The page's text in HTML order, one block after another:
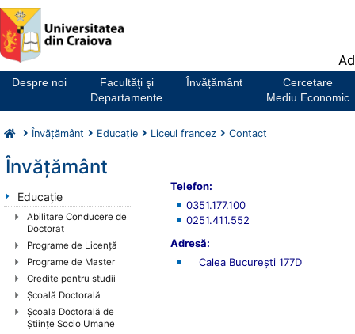
Notă:
Acest
website
un
sistem
accesibilitate.
Despre noi
Facultăţi şi
Departamente
Învățământ
Cercetare
Mediu Economic
Învăţământ Educaţie Liceul francez Contact
Învăţământ
Educaţie
Abilitare Conducere de
Doctorat
Programe de Licenţă
Programe de Master
Credite pentru studii
Şcoală Doctorală
Școala Doctorală de
Științe Socio Umane
Telefon:
0351.177.100
0251.411.552
Adresă:
Calea București 177D